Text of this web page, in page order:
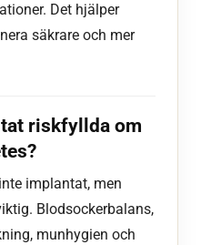
Det hjälper
säkrare och mer
riskfyllda om
implantat, men
Blodsockerbalans,
munhygien och